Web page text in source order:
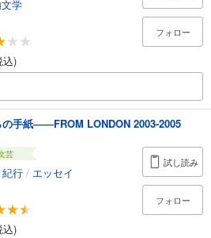
学
込)
フォロー
の手紙――FROM LONDON 2003-2005
芸
行 / エッセイ
込)
試し読み
フォロー